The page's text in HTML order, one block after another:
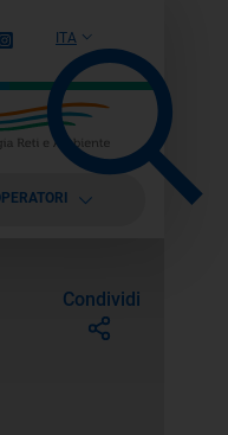
ITA
Instagram
Condividi